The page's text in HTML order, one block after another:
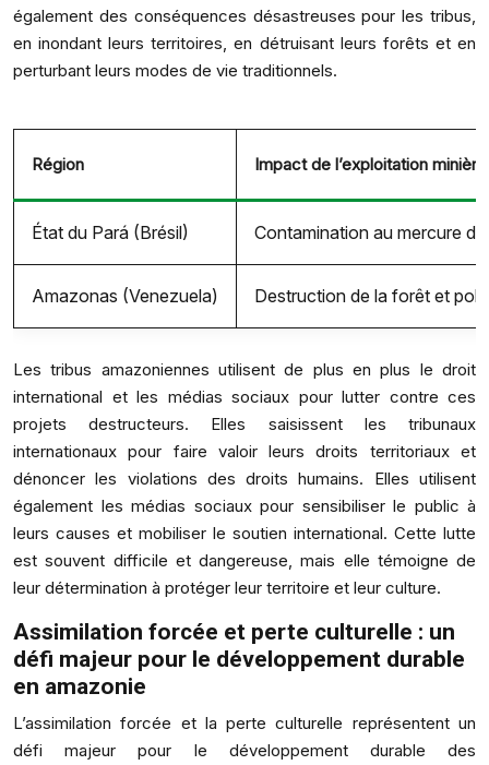
également des conséquences désastreuses pour les tribus,
en inondant leurs territoires, en détruisant leurs forêts et en
perturbant leurs modes de vie traditionnels.
Région Impact de l’exploitation
État du Pará (Brésil) Contamination au mercure
Amazonas (Venezuela) Destruction de la forêt et
Les tribus amazoniennes utilisent de plus en plus le droit
international et les médias sociaux pour lutter contre ces
projets destructeurs. Elles saisissent les tribunaux
internationaux pour faire valoir leurs droits territoriaux et
dénoncer les violations des droits humains. Elles utilisent
également les médias sociaux pour sensibiliser le public à
leurs causes et mobiliser le soutien international. Cette lutte
est souvent difficile et dangereuse, mais elle témoigne de
leur détermination à protéger leur territoire et leur culture.
Assimilation forcée et perte culturelle : un
défi majeur pour le développement durable
en amazonie
L’assimilation forcée et la perte culturelle représentent un
défi majeur pour le développement durable des